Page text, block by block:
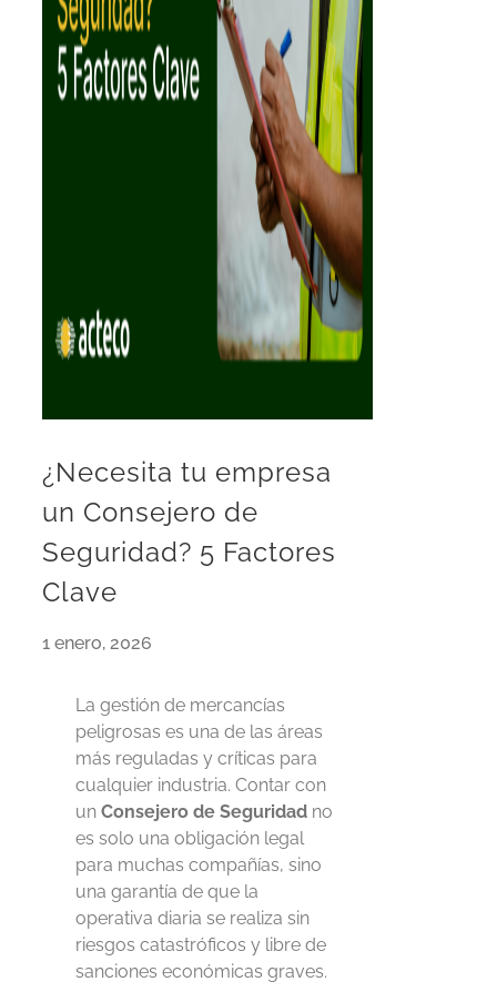
¿Necesita tu empresa
un Consejero de
Seguridad? 5 Factores
Clave
1 enero, 2026
La gestión de mercancías
peligrosas es una de las áreas
más reguladas y críticas para
cualquier industria. Contar con
un Consejero de Seguridadno
es solo una obligación legal
para muchas compañías, sino
una garantía de que la
operativa diaria se realiza sin
riesgos catastróficos y libre de
sanciones económicas graves.